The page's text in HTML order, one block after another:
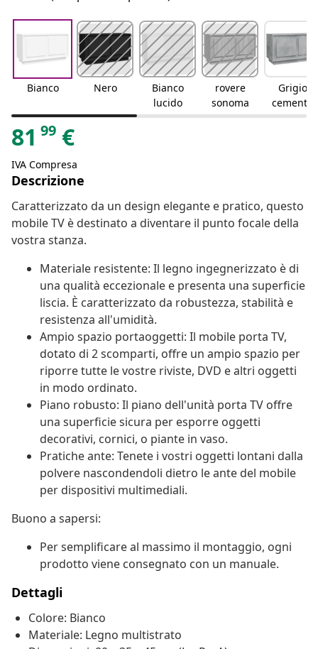
Bianco Nero
Bianco
lucido
rovere
sonoma
Grigio
cemento
81 99 €
IVA Compresa
Descrizione
Caratterizzato da un design elegante e pratico, questo
mobile TV è destinato a diventare il punto focale della
vostra stanza.
Materiale resistente: Il legno ingegnerizzato è di
una qualità eccezionale e presenta una superficie
liscia. È caratterizzato da robustezza, stabilità e
resistenza all'umidità.
Ampio spazio portaoggetti: Il mobile porta TV,
dotato di 2 scomparti, offre un ampio spazio per
riporre tutte le vostre riviste, DVD e altri oggetti
in modo ordinato.
Piano robusto: Il piano dell'unità porta TV offre
una superficie sicura per esporre oggetti
decorativi, cornici, o piante in vaso.
Pratiche ante: Tenete i vostri oggetti lontani dalla
polvere nascondendoli dietro le ante del mobile
per dispositivi multimediali.
Buono a sapersi:
Per semplificare al massimo il montaggio, ogni
prodotto viene consegnato con un manuale.
Dettagli
Colore: Bianco
Materiale: Legno multistrato